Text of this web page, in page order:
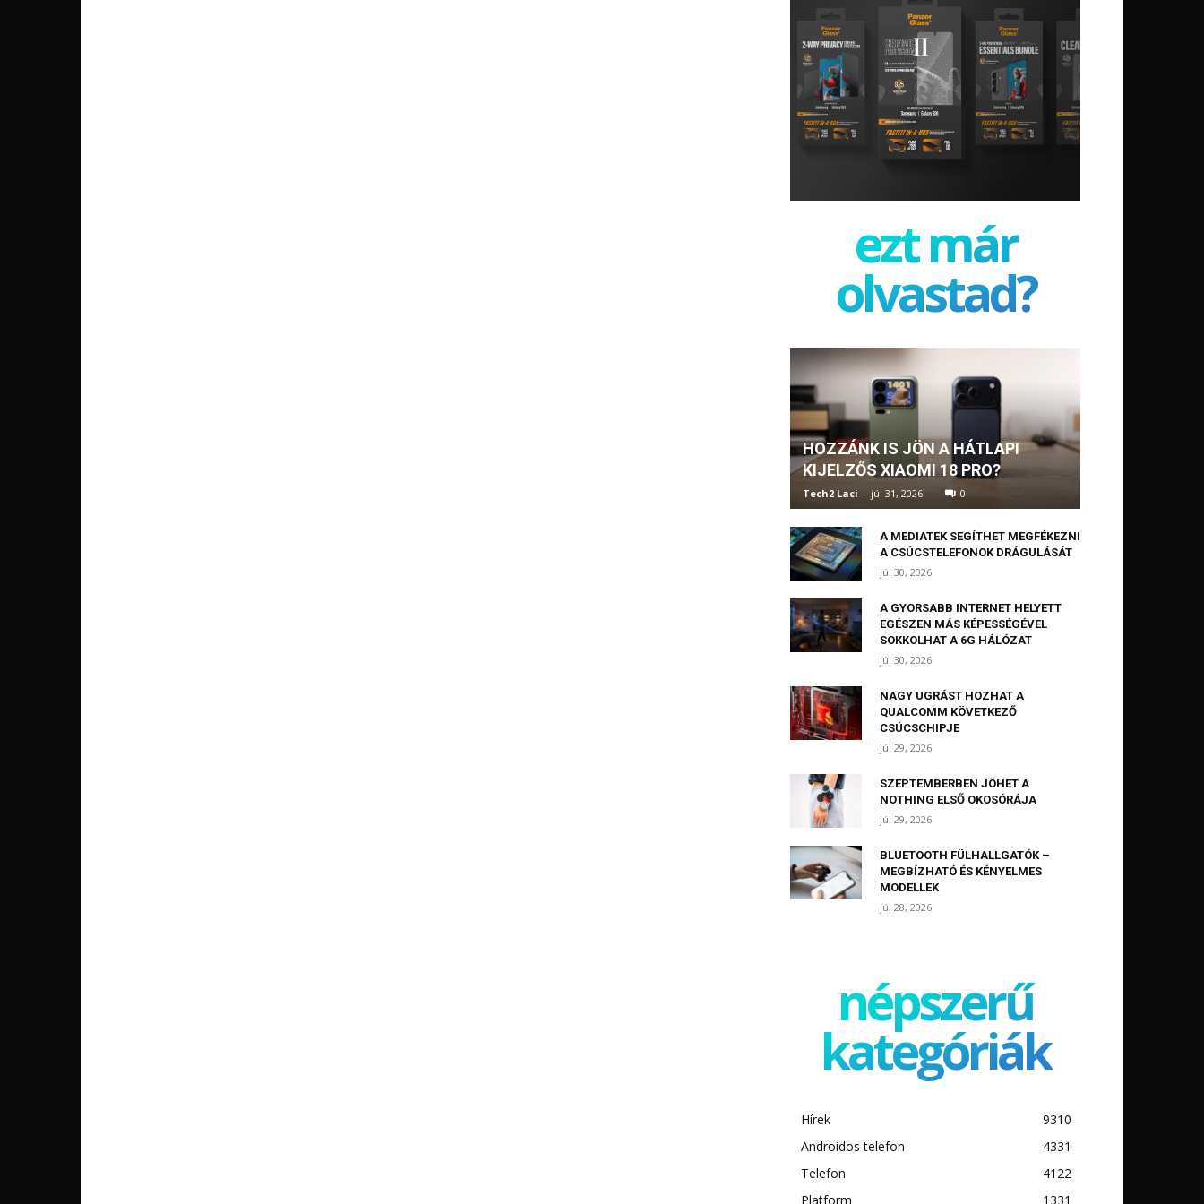
ezt már
olvastad?
HOZZÁNK IS JÖN A HÁTLAPI
KIJELZŐS XIAOMI 18 PRO?
Tech2 Laci - júl 31, 2026 0
A MEDIATEK SEGÍTHET MEGFÉKEZNI
A CSÚCSTELEFONOK DRÁGULÁSÁT
júl 30, 2026
A GYORSABB INTERNET HELYETT
EGÉSZEN MÁS KÉPESSÉGÉVEL
SOKKOLHAT A 6G HÁLÓZAT
júl 30, 2026
NAGY UGRÁST HOZHAT A
QUALCOMM KÖVETKEZŐ
CSÚCSCHIPJE
júl 29, 2026
SZEPTEMBERBEN JÖHET A
NOTHING ELSŐ OKOSÓRÁJA
júl 29, 2026
BLUETOOTH FÜLHALLGATÓK –
MEGBÍZHATÓ ÉS KÉNYELMES
MODELLEK
júl 28, 2026
népszerű
kategóriák
Hírek
9310
Androidos telefon
4331
Telefon
4122
Platform
1331